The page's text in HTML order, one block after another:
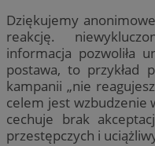
Dziękujemy
reakcję.
informacja pozwoliła
postawa, to przykład
kampanii „nie
celem jest wzbudzenie
cechuje brak
przestępczych i